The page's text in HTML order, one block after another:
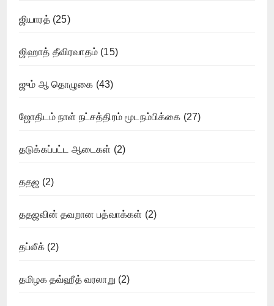
ஜியாரத்(25)
ஜிஹாத் தீவிரவாதம் (15)
ஜும் ஆ தொழுகை (43)
ஜோதிடம் நாள் நட்சத்திரம் மூடநம்பிக்கை (27)
தடுக்கப்பட்ட ஆடைகள் (2)
ததஜ (2)
ததஜவின் தவறான பத்வாக்கள் (2)
தப்லீக்(2)
தமிழக தவ்ஹீத் வரலாறு (2)